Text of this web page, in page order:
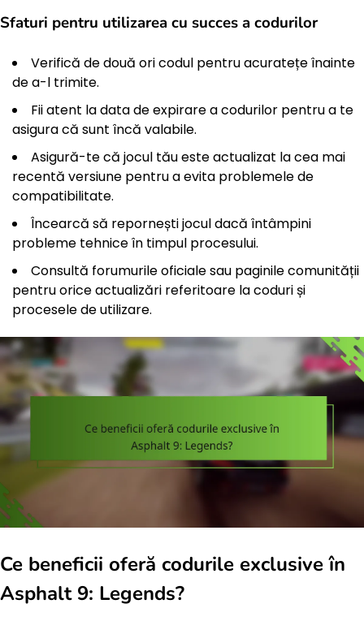
Sfaturi pentru utilizarea cu succes a codurilor
Verifică de două ori codul pentru acuratețe înainte
de a-l trimite.
Fii atent la data de expirare a codurilor pentru a te
asigura că sunt încă valabile.
Asigură-te că jocul tău este actualizat la cea mai
recentă versiune pentru a evita problemele de
compatibilitate.
Încearcă să repornești jocul dacă întâmpini
probleme tehnice în timpul procesului.
Consultă forumurile oficiale sau paginile comunității
pentru orice actualizări referitoare la coduri și
procesele de utilizare.
Ce beneficii oferă codurile exclusive în
Asphalt 9: Legends?